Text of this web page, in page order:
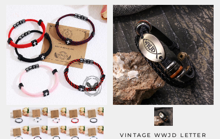
VINTAGE WWJD LETTER